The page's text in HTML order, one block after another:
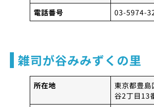
電話番号
03-5974-
雑司が谷みみずくの里
所在地
東京都豊島
谷2丁目13